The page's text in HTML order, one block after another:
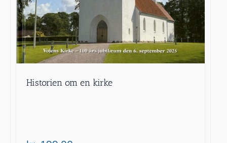
Historien om en kirke